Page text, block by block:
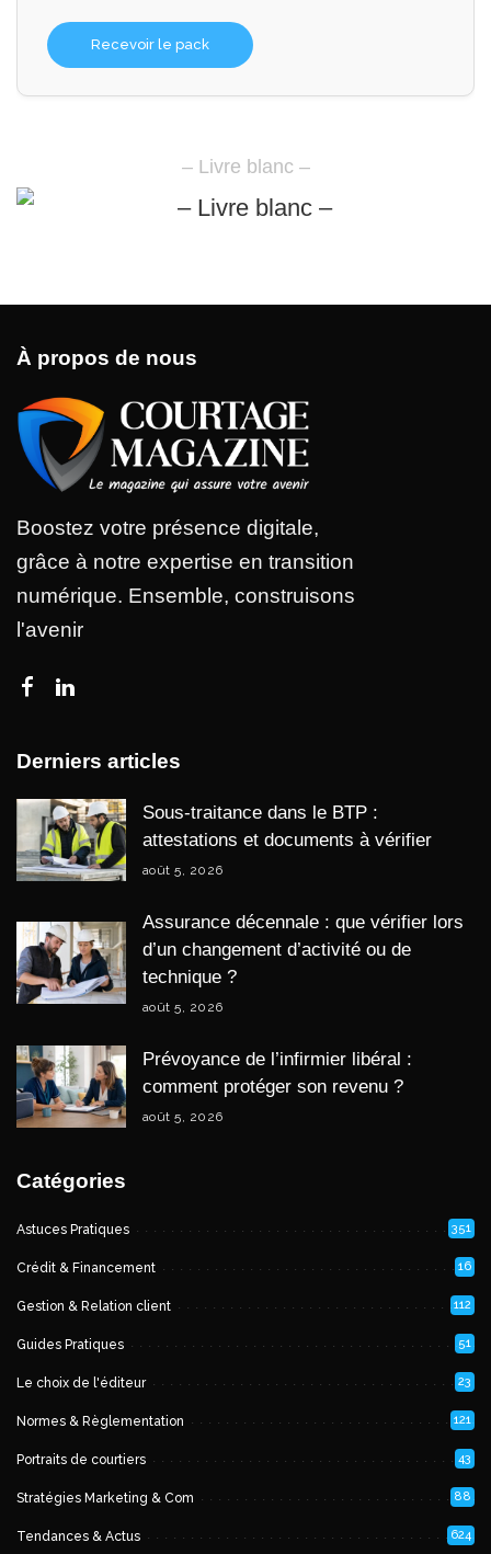
Recevoir le pack
– Livre blanc –
À propos de nous
Boostez votre présence digitale,
grâce à notre expertise en transition
numérique. Ensemble, construisons
l'avenir
Derniers articles
Sous-traitance dans le BTP :
attestations et documents à vérifier
août 5, 2026
Assurance décennale : que vérifier lors
d’un changement d’activité ou de
technique ?
août 5, 2026
Prévoyance de l’infirmier libéral :
comment protéger son revenu ?
août 5, 2026
Catégories
Astuces Pratiques 351
Crédit & Financement 16
Gestion & Relation client 112
Guides Pratiques 51
Le choix de l'éditeur 23
Normes & Règlementation 121
Portraits de courtiers 43
Stratégies Marketing & Com 88
Tendances & Actus 624